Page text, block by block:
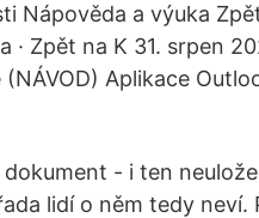
Nápověda a výuka
· Zpět na K 31. srpen
Aplikace
- i ten
lidí o něm tedy